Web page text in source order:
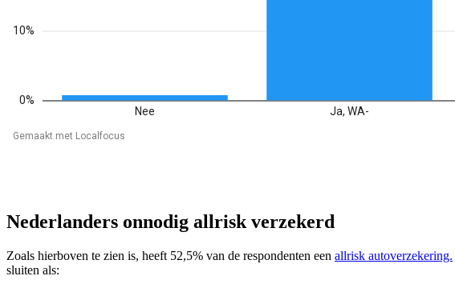
Nederlanders onnodig allrisk verzekerd
Zoals hierboven te zien is, heeft 52,5% van de respondenten een allrisk autoverzekering.
sluiten als: